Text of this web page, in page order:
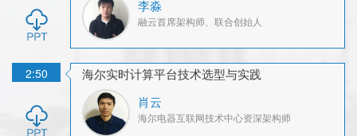
李淼
融云首席架构师、联合创始人
2:50
海尔实时计算平台技术选型与实践
肖云
海尔电器互联网技术中心资深架构师